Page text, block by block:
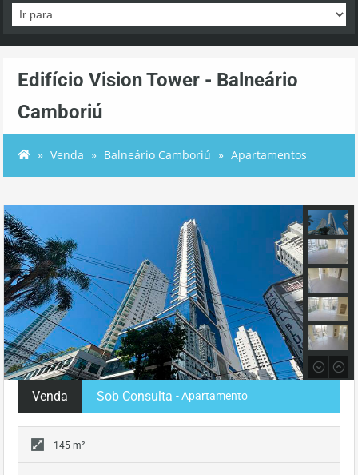
Edifício Vision Tower - Balneário
Camboriú
Venda Balneário Camboriú Apartamentos
Venda Sob Consulta - Apartamento
145 m²